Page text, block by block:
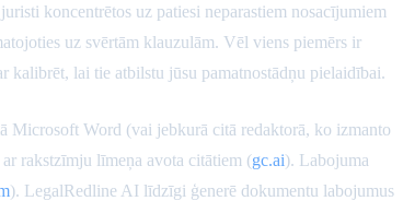
koncentrētos uz patiesi neparastiem nosacījumiem
uz svērtām klauzulām. Vēl viens piemērs ir
kalibrēt, lai tie atbilstu jūsu pamatnostādņu pielaidībai.
Microsoft Word (vai jebkurā citā redaktorā, ko izmanto
rakstzīmju līmeņa avota citātiem (gc.ai). Labojuma
). LegalRedline AI līdzīgi ģenerē dokumentu labojumus